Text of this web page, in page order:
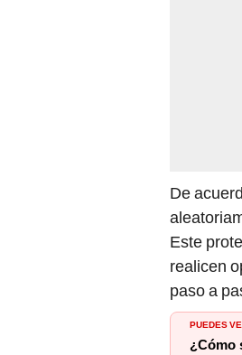
De
Este
realicen
paso a
PUEDES
¿Cómo